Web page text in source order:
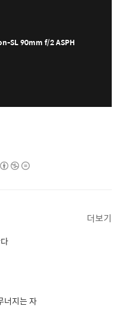
SL 90mm f/2 ASPH
더보기
너지는 자